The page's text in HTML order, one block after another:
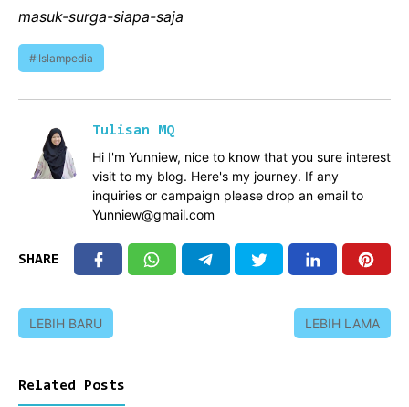
masuk-surga-siapa-saja
Islampedia
Tulisan MQ
Hi I'm Yunniew, nice to know that you sure interest
visit to my blog. Here's my journey. If any
inquiries or campaign please drop an email to
Yunniew@gmail.com
SHARE
LEBIH BARU LEBIH LAMA
Related Posts